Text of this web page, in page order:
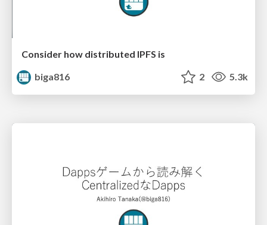
Consider how distributed IPFS is
biga816
2 5.3k